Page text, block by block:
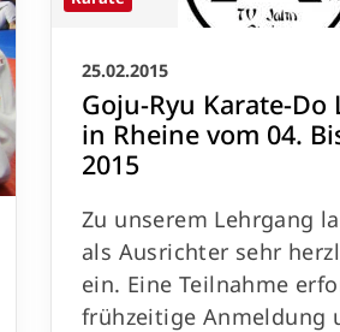
25.02.2015
Goju-Ryu Karate-Do
in Rheine vom 04.
2015
Zu unserem Lehrgang
als Ausrichter sehr
ein. Eine Teilnahme
frühzeitige Anmeldung